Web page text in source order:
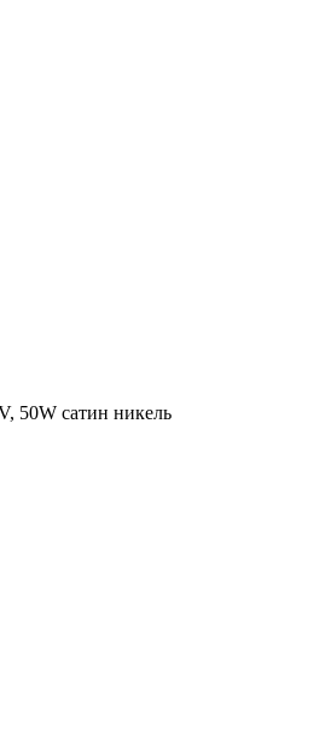
50W сатин никель